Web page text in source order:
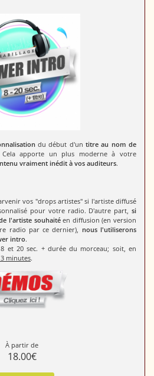
du début d'untitre au nom de
apporte un plus moderne à votre
vraiment inédit à vos auditeurs.
vos "drops artistes" si l'artiste diffusé
pour votre radio. D'autre part, si
l'artiste souhaitéen diffusion (en version
radio par ce dernier), nous l'utiliserons
intro.
et 20 sec. + durée du morceau; soit, en
minutes.
À partir de
18.00€